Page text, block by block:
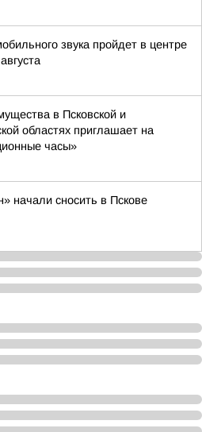
звука пройдет в центре
в Псковской и
областях приглашает на
часы»
начали сносить в Пскове